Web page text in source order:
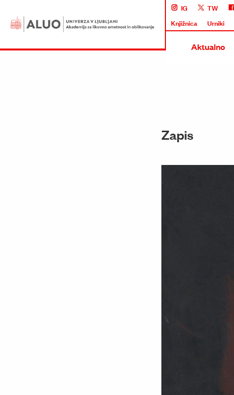
IG TW
Knjižnica
Urniki
Aktualno
Zapis